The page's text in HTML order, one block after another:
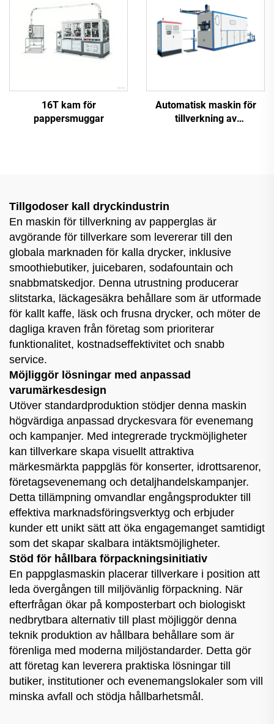
16T kam för
pappersmuggar
Automatisk maskin för
tillverkning av
Tillgodoser kall dryckindustrin
En maskin för tillverkning av papperglas är
avgörande för tillverkare som levererar till den
globala marknaden för kalla drycker, inklusive
smoothiebutiker, juicebaren, sodafountain och
snabbmatskedjor. Denna utrustning producerar
slitstarka, läckagesäkra behållare som är utformade
för kallt kaffe, läsk och frusna drycker, och möter de
dagliga kraven från företag som prioriterar
funktionalitet, kostnadseffektivitet och snabb
service.
Möjliggör lösningar med anpassad
varumärkesdesign
Utöver standardproduktion stödjer denna maskin
högvärdiga anpassad dryckesvara för evenemang
och kampanjer. Med integrerade tryckmöjligheter
kan tillverkare skapa visuellt attraktiva
märkesmärkta pappgläs för konserter, idrottsarenor,
företagsevenemang och detaljhandelskampanjer.
Detta tillämpning omvandlar engångsprodukter till
effektiva marknadsföringsverktyg och erbjuder
kunder ett unikt sätt att öka engagemanget samtidigt
som det skapar skalbara intäktsmöjligheter.
Stöd för hållbara förpackningsinitiativ
En pappglasmaskin placerar tillverkare i position att
leda övergången till miljövänlig förpackning. När
efterfrågan ökar på komposterbart och biologiskt
nedbrytbara alternativ till plast möjliggör denna
teknik produktion av hållbara behållare som är
förenliga med moderna miljöstandarder. Detta gör
att företag kan leverera praktiska lösningar till
butiker, institutioner och evenemangslokaler som vill
minska avfall och stödja hållbarhetsmål.